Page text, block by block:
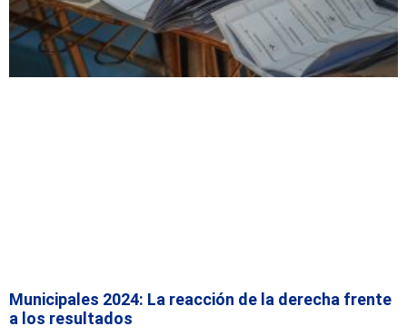
Municipales 2024: La reacción de la derecha frente
a los resultados